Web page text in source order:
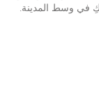
في وسط المدينة.